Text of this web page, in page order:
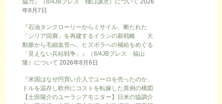
年8月7日
『石油タンクローリーからミサイル、断たれた
「シリア回廊」を再建するイランの新戦略 大
動脈から毛細血管へ、ヒズボラへの補給をめぐる
「見えない兵站戦争」』（8/4JBプレス 福山
隆）について 2026年8月6日
『米国はなぜ円買い介入でユーロを売ったのか、
ドルを温存し欧州にコストを転嫁した異例の構図
【土田陽介のユーラシアモニター】日米の協調介